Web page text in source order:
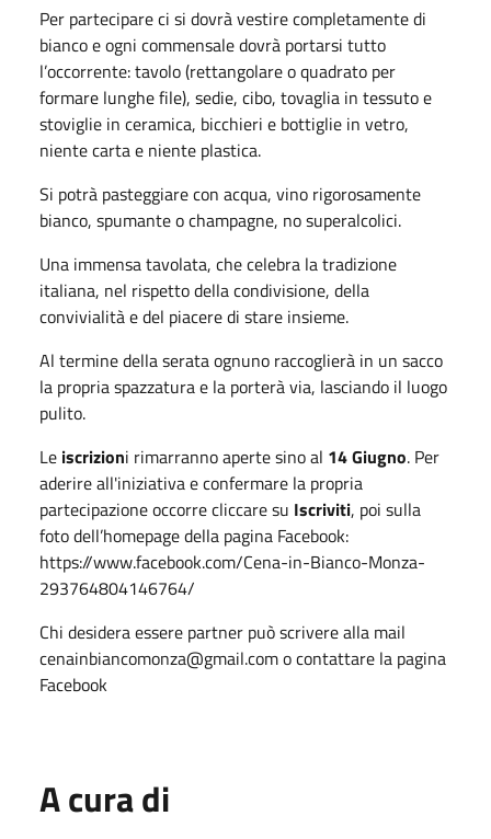
Per partecipare ci si dovrà vestire completamente di
bianco e ogni commensale dovrà portarsi tutto
l’occorrente: tavolo (rettangolare o quadrato per
formare lunghe file), sedie, cibo, tovaglia in tessuto e
stoviglie in ceramica, bicchieri e bottiglie in vetro,
niente carta e niente plastica.
Si potrà pasteggiare con acqua, vino rigorosamente
bianco, spumante o champagne, no superalcolici.
Una immensa tavolata, che celebra la tradizione
italiana, nel rispetto della condivisione, della
convivialità e del piacere di stare insieme.
Al termine della serata ognuno raccoglierà in un sacco
la propria spazzatura e la porterà via, lasciando il luogo
pulito.
Le iscrizioni rimarranno aperte sino al 14 Giugno. Per
aderire all'iniziativa e confermare la propria
partecipazione occorre cliccare su Iscriviti, poi sulla
foto dell’homepage della pagina Facebook:
https://www.facebook.com/Cena-in-Bianco-Monza-
293764804146764/
Chi desidera essere partner può scrivere alla mail
cenainbiancomonza@gmail.com o contattare la pagina
Facebook
A cura di